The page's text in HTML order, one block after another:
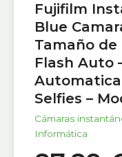
Fujifilm
Blue
Tamaño de
Flash Auto
Automatica
Selfies –
Cámaras
Informática